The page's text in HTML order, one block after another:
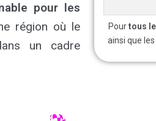
pour les
région où le
un cadre
Pourtous
ainsi que